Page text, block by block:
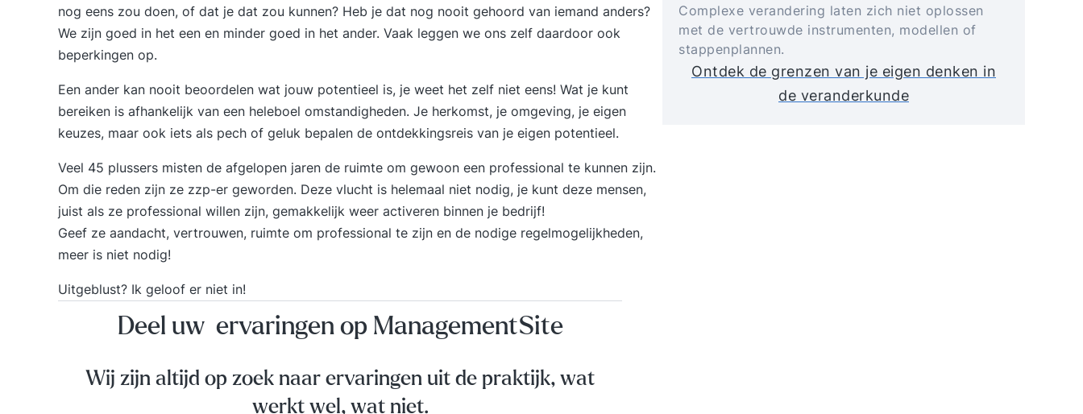
nog eens zou doen, of dat je dat zou kunnen? Heb je dat nog nooit gehoord van iemand anders?
We zijn goed in het een en minder goed in het ander. Vaak leggen we ons zelf daardoor ook
beperkingen op.
Een ander kan nooit beoordelen wat jouw potentieel is, je weet het zelf niet eens! Wat je kunt
bereiken is afhankelijk van een heleboel omstandigheden. Je herkomst, je omgeving, je eigen
keuzes, maar ook iets als pech of geluk bepalen de ontdekkingsreis van je eigen potentieel.
Veel 45 plussers misten de afgelopen jaren de ruimte om gewoon een professional te kunnen zijn.
Om die reden zijn ze zzp-er geworden. Deze vlucht is helemaal niet nodig, je kunt deze mensen,
juist als ze professional willen zijn, gemakkelijk weer activeren binnen je bedrijf!
Geef ze aandacht, vertrouwen, ruimte om professional te zijn en de nodige regelmogelijkheden,
meer is niet nodig!
Uitgeblust? Ik geloof er niet in!
Complexe verandering laten zich niet oplossen
met de vertrouwde instrumenten, modellen of
stappenplannen.
Ontdek de grenzen van je eigen denken in
de veranderkunde
Deel uw ervaringen op ManagementSite
Wij zijn altijd op zoek naar ervaringen uit de praktijk, wat
werkt wel, wat niet.